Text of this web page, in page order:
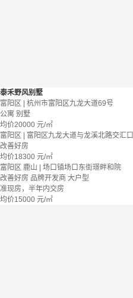
泰禾野风别墅
富阳区 | 杭州市富阳区九龙大道69号
公寓 别墅
均价20000 元/㎡
富阳区 | 富阳区九龙大道与龙溪北路交汇口
改善好房
均价18300 元/㎡
富阳区 鹿山 | 场口镇场口东街璟畔和院
改善好房 品牌开发商 大户型
准现房，半年内交房
均价15000 元/㎡